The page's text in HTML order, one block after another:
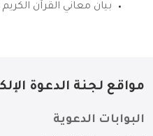
بيان معاني القرآن الكريم
مواقع لجنة الدعوة
البوابات الدعوية